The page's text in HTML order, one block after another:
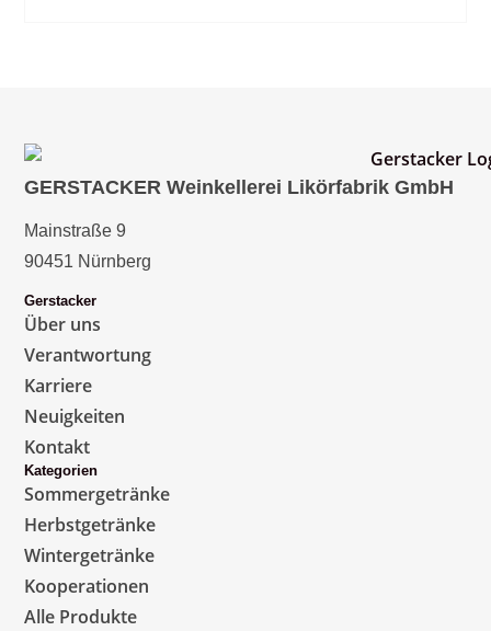
GERSTACKER Weinkellerei Likörfabrik GmbH
Mainstraße 9
90451 Nürnberg
Gerstacker
Über uns
Verantwortung
Karriere
Neuigkeiten
Kontakt
Kategorien
Sommergetränke
Herbstgetränke
Wintergetränke
Kooperationen
Alle Produkte